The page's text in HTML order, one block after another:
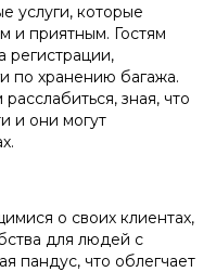
услуги, которые
и приятным. Гостям
регистрации,
по хранению багажа.
зная, что
и они могут
о своих клиентах,
для людей с
пандус, что облегчает